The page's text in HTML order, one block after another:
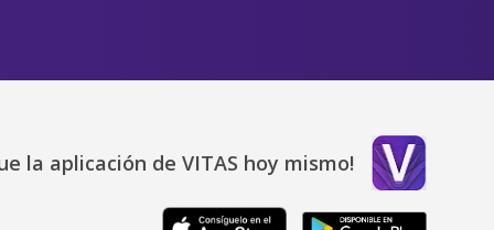
la aplicación de VITAS hoy mismo!